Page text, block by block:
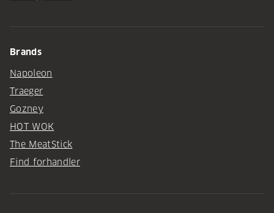
Brands
Napoleon
Traeger
Gozney
HOT WOK
The MeatStick
Find forhandler